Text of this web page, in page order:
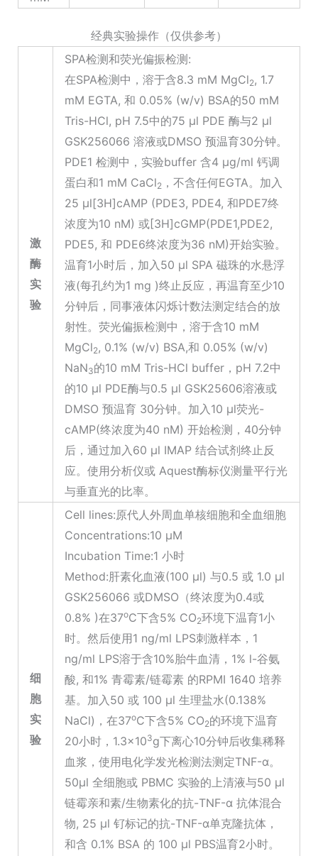
经典实验操作（仅供参考）
激
酶
实
验
SPA检测和荧光偏振检测:
在SPA检测中，溶于含8.3 mM MgCl2 , 1.7
mM EGTA, 和 0.05% (w/v) BSA的50 mM
Tris-HCl, pH 7.5中的75 μl PDE 酶与2 μl
GSK256066 溶液或DMSO 预温育30分钟。
PDE1 检测中，实验buffer 含4 μg/ml 钙调
蛋白和1 mM CaCl2 ，不含任何EGTA。加入
25 μl[3H]cAMP (PDE3, PDE4, 和PDE7终
浓度为10 nM) 或[3H]cGMP(PDE1,PDE2,
PDE5, 和 PDE6终浓度为36 nM)开始实验。
温育1小时后，加入50 μl SPA 磁珠的水悬浮
液(每孔约为1 mg )终止反应，再温育至少10
分钟后，同事液体闪烁计数法测定结合的放
射性。荧光偏振检测中，溶于含10 mM
MgCl2 , 0.1% (w/v) BSA,和 0.05% (w/v)
NaN3的10 mM Tris-HCl buffer，pH 7.2中
的10 μl PDE酶与0.5 μl GSK25606溶液或
DMSO 预温育 30分钟。加入10 μl荧光-
cAMP(终浓度为40 nM) 开始检测，40分钟
后，通过加入60 μl IMAP 结合试剂终止反
应。使用分析仪或 Aquest酶标仪测量平行光
与垂直光的比率。
细
胞
实
验
Cell lines:原代人外周血单核细胞和全血细胞
Concentrations:10 μM
Incubation Time:1 小时
Method:肝素化血液(100 μl) 与0.5 或 1.0 μl
GSK256066 或DMSO（终浓度为0.4或
0.8% )在37oC下含5% CO2环境下温育1小
时。然后使用1 ng/ml LPS刺激样本，1
ng/ml LPS溶于含10%胎牛血清，1% l-谷氨
酸, 和1% 青霉素/链霉素 的RPMI 1640 培养
基。加入50 或 100 μl 生理盐水(0.138%
NaCl)，在37oC下含5% CO2的环境下温育
20小时，1.3×103g下离心10分钟后收集稀释
血浆，使用电化学发光检测法测定TNF-α。
50μl 全细胞或 PBMC 实验的上清液与50 μl
链霉亲和素/生物素化的抗-TNF-α 抗体混合
物, 25 μl 钌标记的抗-TNF-α单克隆抗体，
和含 0.1% BSA 的 100 μl PBS温育2小时。